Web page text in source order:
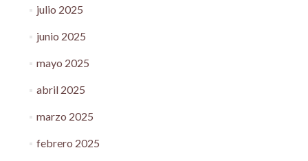
julio 2025
junio 2025
mayo 2025
abril 2025
marzo 2025
febrero 2025